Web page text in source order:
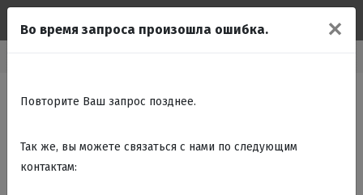
✕
Во время запроса произошла ошибка.
Повторите Ваш запрос позднее.
Так же, вы можете связаться с нами по следующим
контактам: